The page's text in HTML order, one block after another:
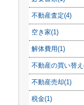
不動産査定(4)
空き家(1)
解体費用(1)
不動産の買い替
不動産売却(1)
税金(1)